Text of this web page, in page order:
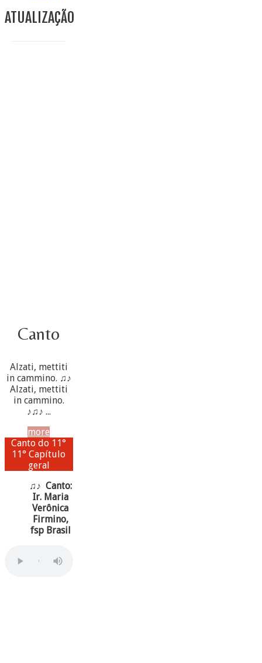
ATUALIZAÇÃO
Canto
Alzati, mettiti
in cammino. ♫♪
Alzati, mettiti
in cammino.
♪♫♪ ...
more
Canto do 11°
11° Capítulo
geral
♫♪ Canto:
Ir. Maria
Verônica
Firmino,
fsp Brasil